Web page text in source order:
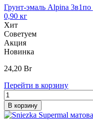
Грунт-эмаль Alpina
0,90 кг
Хит
Советуем
Акция
Новинка
24,20 Br
Перейти в корзину
В корзину